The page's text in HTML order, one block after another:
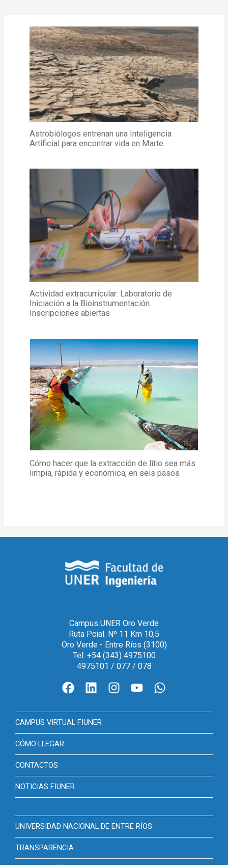
Astrobiólogos entrenan una Inteligencia
Artificial para encontrar vida en Marte
Actividad extracurricular: Laboratorio de
Iniciación a la Bioinstrumentación.
Inscripciones abiertas
Cómo hacer que la extracción de litio sea más
limpia, rápida y económica, en seis pasos
Campus UNER Oro Verde
Ruta Pcial. Nº 11 Km 10,5
Oro Verde - Entre Ríos (3100)
Tel: +54 (343) 4975100
4975101 / 077 / 078
CAMPUS VIRTUAL FIUNER
CÓMO LLEGAR
CONTACTOS
NOTICIAS FIUNER
UNIVERSIDAD NACIONAL DE ENTRE RÍOS
TRANSPARENCIA